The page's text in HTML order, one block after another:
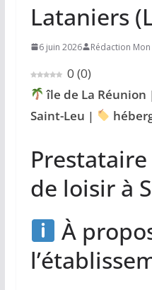
Lataniers
6 juin 2026 Rédaction
0 (0)
île de La Réunion
Saint-Leu |
de loisir à
À